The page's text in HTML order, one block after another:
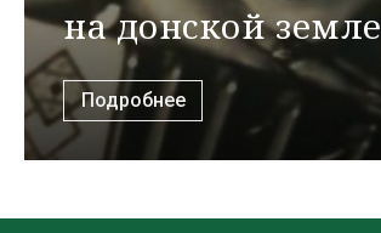
на донской земле
Подробнее